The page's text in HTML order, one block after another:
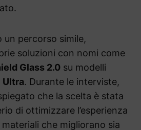
un percorso simile,
soluzioni con nomi come
Glass 2.0 su modelli
Ultra. Durante le interviste,
che la scelta è stata
di ottimizzare l’esperienza
che migliorano sia